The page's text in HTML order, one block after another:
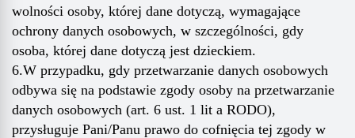
wolności osoby, której dane dotyczą, wymagające
ochrony danych osobowych, w szczególności, gdy
osoba, której dane dotyczą jest dzieckiem.
6.W przypadku, gdy przetwarzanie danych osobowych
odbywa się na podstawie zgody osoby na przetwarzanie
danych osobowych (art. 6 ust. 1 lit a RODO),
przysługuje Pani/Panu prawo do cofnięcia tej zgody w